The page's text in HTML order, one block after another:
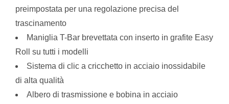
preimpostata per una regolazione precisa del
trascinamento
Maniglia T-Bar brevettata con inserto in grafite Easy
Roll su tutti i modelli
Sistema di clic a cricchetto in acciaio inossidabile
di alta qualità
Albero di trasmissione e bobina in acciaio